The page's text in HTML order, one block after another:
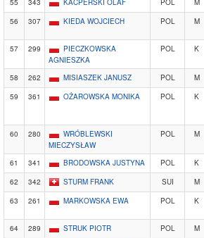
56
307 KIEDA WOJCIECH POL M
57 299
PIECZKOWSKA
AGNIESZKA
POL K
58 262 MISIASZEK JANUSZ POL M
59
361 OŻAROWSKA MONIKA POL K
60 280
WRÓBLEWSKI
MIECZYSŁAW
POL M
61 341 BRODOWSKA JUSTYNA POL K
62
342 STURM FRANK SUI M
63
261 MARKOWSKA EWA POL K
64 289 STRUK PIOTR POL M